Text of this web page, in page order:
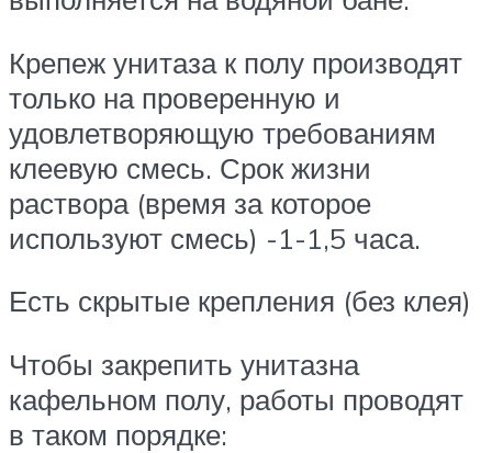
Крепеж унитаза к полу производят
только на проверенную и
удовлетворяющую требованиям
клеевую смесь. Срок жизни
раствора (время за которое
используют смесь) -1-1,5 часа.
Есть скрытые крепления (без клея)
Чтобы закрепить унитазна
кафельном полу, работы проводят
в таком порядке: